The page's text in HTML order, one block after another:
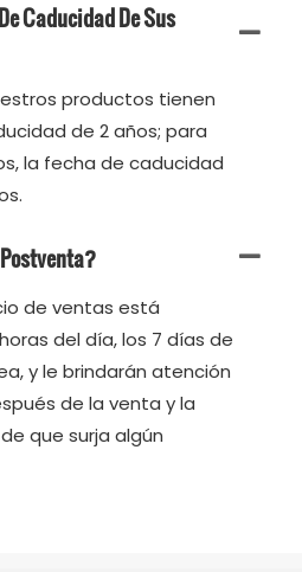
Caducidad De Sus
productos tienen
de 2 años; para
la fecha de caducidad
de ventas está
del día, los 7 días de
y le brindarán atención
de la venta y la
que surja algún